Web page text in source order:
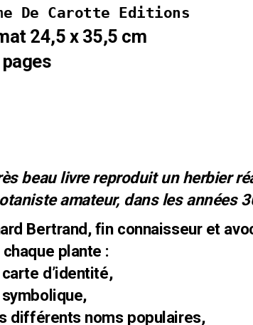
De Carotte Editions
24,5 x 35,5 cm
beau livre reproduit un herbier
amateur, dans les années
Bertrand, fin connaisseur et
plante :
d’identité,
différents noms populaires,